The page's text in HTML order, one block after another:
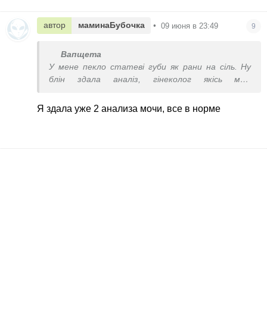
автор маминаБубочка • 09 июня в 23:49 9
Вапщета
У мене пекло статеві губи як рани на сіль. Ну
блін здала аналіз, гінеколог якісь мазі
сечопускання, але не цистит. Прийшла до
уролога, виявили оксалати в сечі, сказала вони
Я здала уже 2 анализа мочи, все в норме